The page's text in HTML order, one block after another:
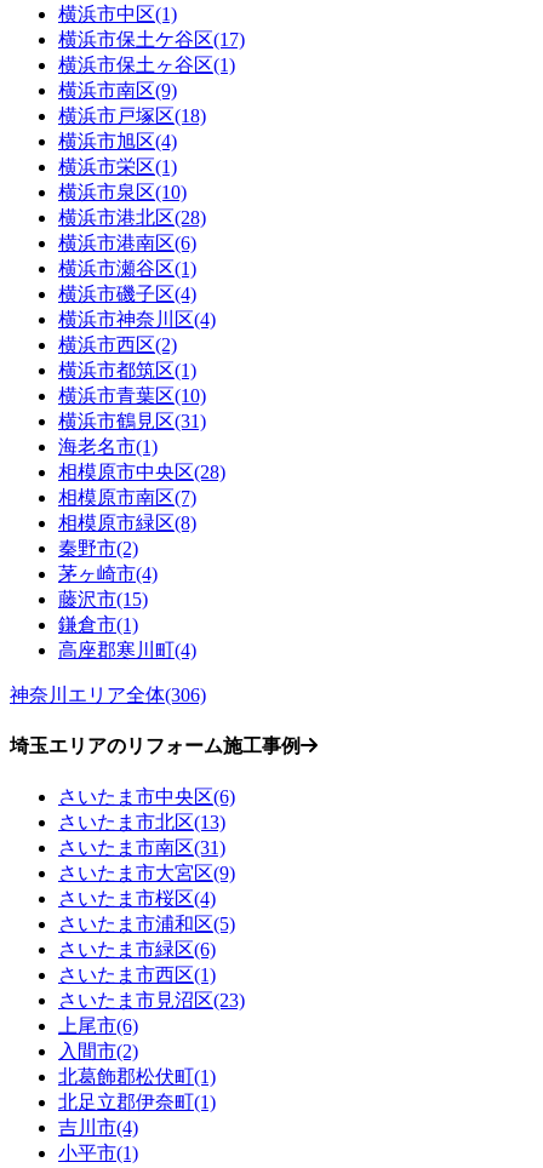
横浜市中区(1)
横浜市保土ケ谷区(17)
横浜市保土ヶ谷区(1)
横浜市南区(9)
横浜市戸塚区(18)
横浜市旭区(4)
横浜市栄区(1)
横浜市泉区(10)
横浜市港北区(28)
横浜市港南区(6)
横浜市瀬谷区(1)
横浜市磯子区(4)
横浜市神奈川区(4)
横浜市西区(2)
横浜市都筑区(1)
横浜市青葉区(10)
横浜市鶴見区(31)
海老名市(1)
相模原市中央区(28)
相模原市南区(7)
相模原市緑区(8)
秦野市(2)
茅ヶ崎市(4)
藤沢市(15)
鎌倉市(1)
高座郡寒川町(4)
神奈川エリア全体(306)
埼玉エリアのリフォーム施工事例
さいたま市中央区(6)
さいたま市北区(13)
さいたま市南区(31)
さいたま市大宮区(9)
さいたま市桜区(4)
さいたま市浦和区(5)
さいたま市緑区(6)
さいたま市西区(1)
さいたま市見沼区(23)
上尾市(6)
入間市(2)
北葛飾郡松伏町(1)
北足立郡伊奈町(1)
吉川市(4)
小平市(1)